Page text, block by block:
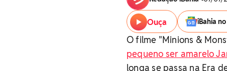
Ouça iBahia
O filme "Minions &
pequeno ser amarelo
longa se passa na Era